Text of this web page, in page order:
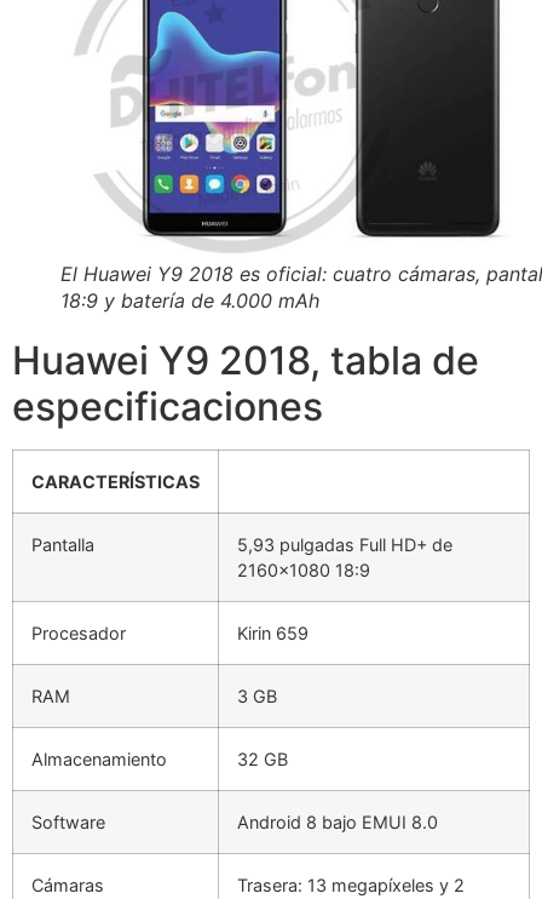
El Huawei Y9 2018 es oficial: cuatro cámaras,
18:9 y batería de 4.000 mAh
Huawei Y9 2018, tabla de
especificaciones
CARACTERÍSTICAS
Pantalla
5,93 pulgadas Full HD+ de
2160×1080 18:9
Procesador Kirin 659
RAM 3 GB
Almacenamiento 32 GB
Software Android 8 bajo EMUI 8.0
Cámaras
Trasera: 13 megapíxeles y 2